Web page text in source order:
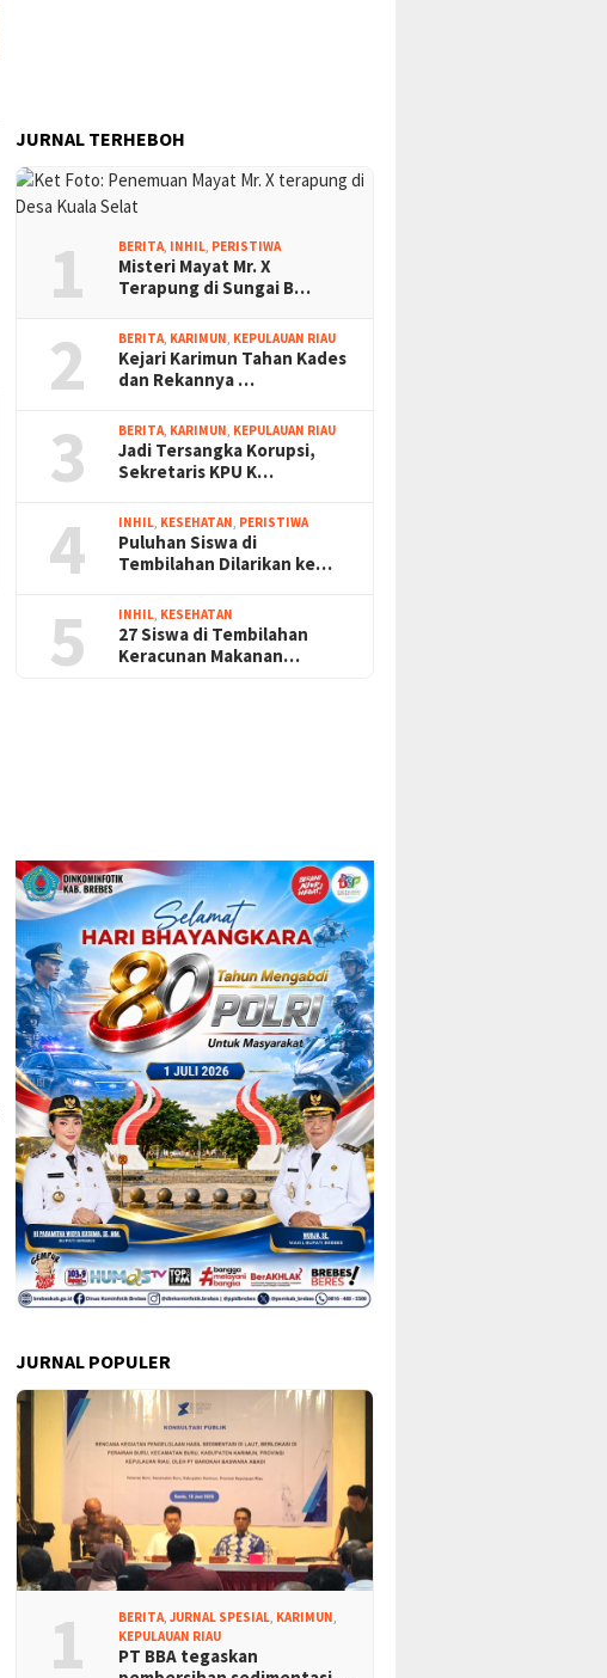
JURNAL TERHEBOH
1 BERITA, INHIL, PERISTIWA
Misteri Mayat Mr. X
Terapung di Sungai B…
2 BERITA, KARIMUN, KEPULAUAN RIAU
Kejari Karimun Tahan Kades
dan Rekannya …
3 BERITA, KARIMUN, KEPULAUAN RIAU
Jadi Tersangka Korupsi,
Sekretaris KPU K…
4 INHIL, KESEHATAN, PERISTIWA
Puluhan Siswa di
Tembilahan Dilarikan ke…
5 INHIL, KESEHATAN
27 Siswa di Tembilahan
Keracunan Makanan…
JURNAL POPULER
1 BERITA,JURNAL SPESIAL, KARIMUN,
KEPULAUAN RIAU
PT BBA tegaskan